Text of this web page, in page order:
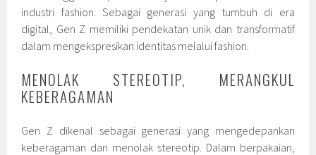
industri fashion. Sebagai generasi yang tumbuh di era
digital, Gen Z memiliki pendekatan unik dan transformatif
dalam mengekspresikan identitas melalui fashion.
MENOLAK STEREOTIP, MERANGKUL
KEBERAGAMAN
Gen Z dikenal sebagai generasi yang mengedepankan
keberagaman dan menolak stereotip. Dalam berpakaian,